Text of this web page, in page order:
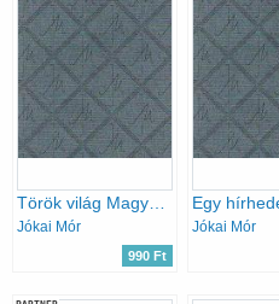
Jókai Mór
990 Ft
Jókai Mór